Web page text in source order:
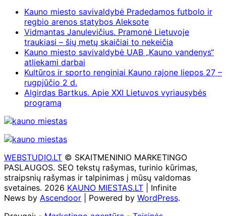
Kauno miesto savivaldybė Pradedamos futbolo ir
regbio arenos statybos Aleksote
Vidmantas Janulevičius. Pramonė Lietuvoje
traukiasi – šių metų skaičiai to nekeičia
Kauno miesto savivaldybė UAB „Kauno vandenys“
atliekami darbai
Kultūros ir sporto renginiai Kauno rajone liepos 27 –
rugpjūčio 2 d.
Algirdas Bartkus. Apie XXI Lietuvos vyriausybės
programą
WEBSTUDIO.LT © SKAITMENINIO MARKETINGO
PASLAUGOS. SEO tekstų rašymas, turinio kūrimas,
straipsnių rašymas ir talpinimas į mūsų valdomas
svetaines. 2026 KAUNO MIESTAS.LT | Infinite
News by Ascendoor | Powered by WordPress.